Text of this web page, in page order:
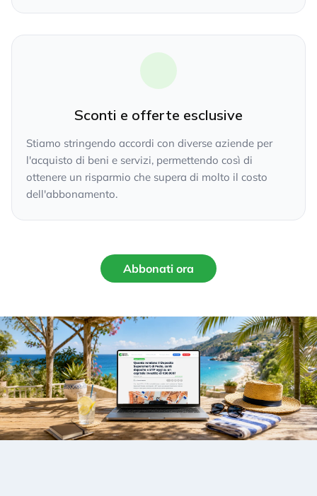
Sconti e offerte esclusive
Stiamo stringendo accordi con diverse aziende per
l'acquisto di beni e servizi, permettendo così di
ottenere un risparmio che supera di molto il costo
dell'abbonamento.
Abbonati ora